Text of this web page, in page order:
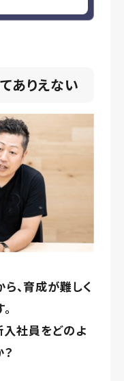
ありえない
、育成が難しく
入社員をどのよ